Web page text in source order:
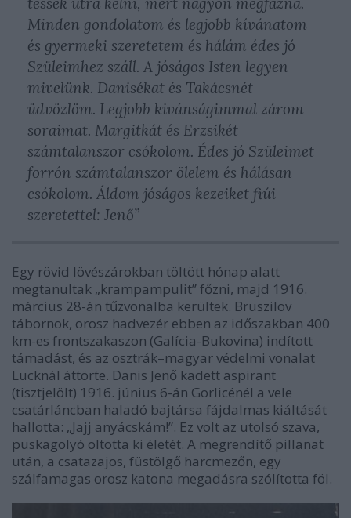
Minden gondolatom és legjobb kívánatom
és gyermeki szeretetem és hálám édes jó
Szüleimhez száll. A jóságos Isten legyen
mivelünk. Danisékat és Takácsnét
üdvözlöm. Legjobb kivánságimmal zárom
soraimat. Margitkát és Erzsikét
számtalanszor csókolom. Édes jó Szüleimet
forrón számtalanszor ölelem és hálásan
csókolom. Áldom jóságos kezeiket fiúi
szeretettel: Jenő”
Egy rövid lövészárokban töltött hónap alatt
megtanultak „krampampulit” főzni, majd 1916.
március 28-án tűzvonalba kerültek. Bruszilov
tábornok, orosz hadvezér ebben az időszakban 400
km-es frontszakaszon (Galícia-Bukovina) indított
támadást, és az osztrák–magyar védelmi vonalat
Lucknál áttörte. Danis Jenő kadett aspirant
(tisztjelölt) 1916. június 6-án Gorlicénél a vele
csatárláncban haladó bajtársa fájdalmas kiáltását
hallotta: „Jajj anyácskám!”. Ez volt az utolsó szava,
puskagolyó oltotta ki életét. A megrendítő pillanat
után, a csatazajos, füstölgő harcmezőn, egy
szálfamagas orosz katona megadásra szólította föl.